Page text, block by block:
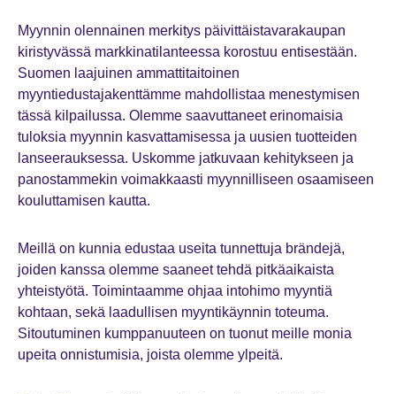
Myynnin olennainen merkitys päivittäistavarakaupan
kiristyvässä markkinatilanteessa korostuu entisestään.
Suomen laajuinen ammattitaitoinen
myyntiedustajakenttämme mahdollistaa menestymisen
tässä kilpailussa. Olemme saavuttaneet erinomaisia
tuloksia myynnin kasvattamisessa ja uusien tuotteiden
lanseerauksessa. Uskomme jatkuvaan kehitykseen ja
panostammekin voimakkaasti myynnilliseen osaamiseen
kouluttamisen kautta.
Meillä on kunnia edustaa useita tunnettuja brändejä,
joiden kanssa olemme saaneet tehdä pitkäaikaista
yhteistyötä. Toimintaamme ohjaa intohimo myyntiä
kohtaan, sekä laadullisen myyntikäynnin toteuma.
Sitoutuminen kumppanuuteen on tuonut meille monia
upeita onnistumisia, joista olemme ylpeitä.